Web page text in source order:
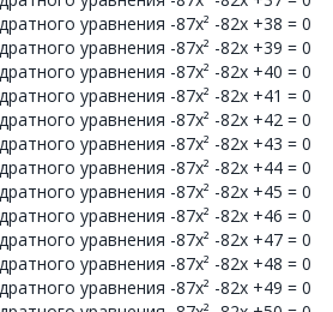
уравнения -87x² -82x +38 = 0
уравнения -87x² -82x +39 = 0
уравнения -87x² -82x +40 = 0
уравнения -87x² -82x +41 = 0
уравнения -87x² -82x +42 = 0
уравнения -87x² -82x +43 = 0
уравнения -87x² -82x +44 = 0
уравнения -87x² -82x +45 = 0
уравнения -87x² -82x +46 = 0
уравнения -87x² -82x +47 = 0
уравнения -87x² -82x +48 = 0
уравнения -87x² -82x +49 = 0